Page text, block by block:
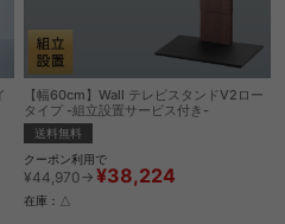
【幅60cm】Wall テレビスタンドV2ロー
タイプ -組立設置サービス付き-
送料無料
クーポン利用で
¥44,970→ ¥38,224
在庫：△